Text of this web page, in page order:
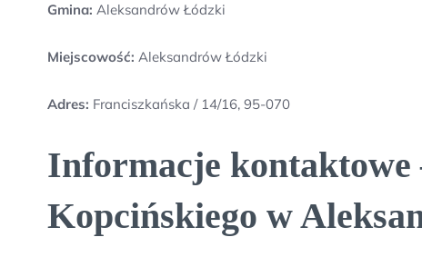
Gmina: Aleksandrów Łódzki
Miejscowość: Aleksandrów Łódzki
Adres: Franciszkańska / 14/16, 95-070
Informacje kontaktowe
Kopcińskiego w